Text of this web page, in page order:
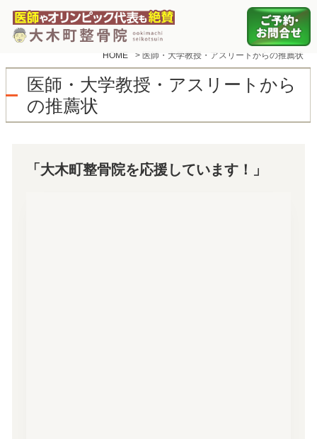
HOME >医師・大学教授・アスリートからの推薦状
医師・大学教授・アスリートから
の推薦状
「大木町整骨院を応援しています！」